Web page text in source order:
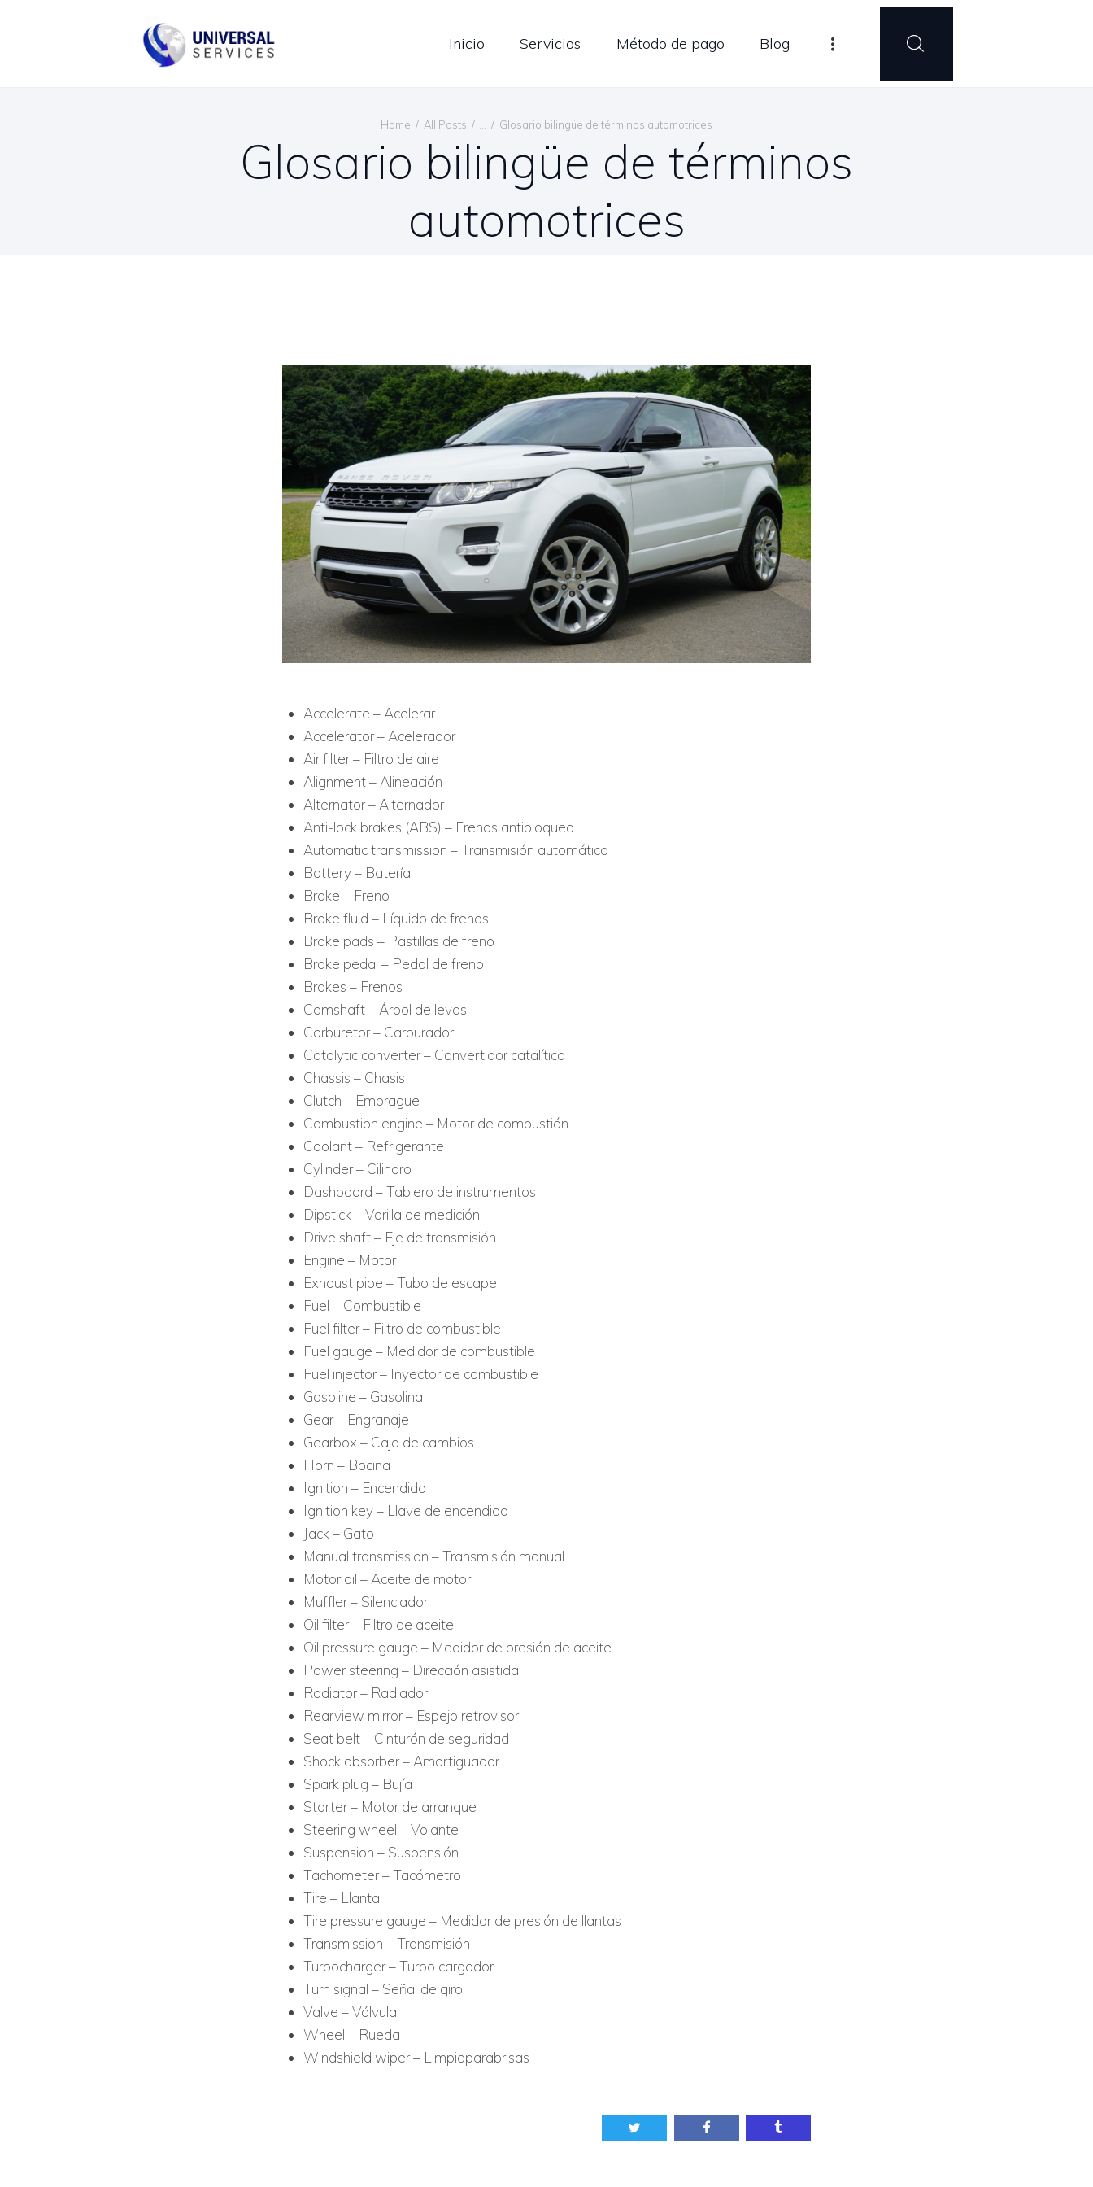
Inicio Servicios Método de pago Blog
Home All Posts Glosario bilingüe de términos automotrices
Glosario bilingüe de términos
automotrices
Accelerate – Acelerar
Accelerator – Acelerador
Air filter – Filtro de aire
Alignment – Alineación
Alternator – Alternador
Anti-lock brakes (ABS) – Frenos antibloqueo
Automatic transmission – Transmisión automática
Battery – Batería
Brake – Freno
Brake fluid – Líquido de frenos
Brake pads – Pastillas de freno
Brake pedal – Pedal de freno
Brakes – Frenos
Camshaft – Árbol de levas
Carburetor – Carburador
Catalytic converter – Convertidor catalítico
Chassis – Chasis
Clutch – Embrague
Combustion engine – Motor de combustión
Coolant – Refrigerante
Cylinder – Cilindro
Dashboard – Tablero de instrumentos
Dipstick – Varilla de medición
Drive shaft – Eje de transmisión
Engine – Motor
Exhaust pipe – Tubo de escape
Fuel – Combustible
Fuel filter – Filtro de combustible
Fuel gauge – Medidor de combustible
Fuel injector – Inyector de combustible
Gasoline – Gasolina
Gear – Engranaje
Gearbox – Caja de cambios
Horn – Bocina
Ignition – Encendido
Ignition key – Llave de encendido
Jack – Gato
Manual transmission – Transmisión manual
Motor oil – Aceite de motor
Muffler – Silenciador
Oil filter – Filtro de aceite
Oil pressure gauge – Medidor de presión de aceite
Power steering – Dirección asistida
Radiator – Radiador
Rearview mirror – Espejo retrovisor
Seat belt – Cinturón de seguridad
Shock absorber – Amortiguador
Spark plug – Bujía
Starter – Motor de arranque
Steering wheel – Volante
Suspension – Suspensión
Tachometer – Tacómetro
Tire – Llanta
Tire pressure gauge – Medidor de presión de llantas
Transmission – Transmisión
Turbocharger – Turbo cargador
Turn signal – Señal de giro
Valve – Válvula
Wheel – Rueda
Windshield wiper – Limpiaparabrisas